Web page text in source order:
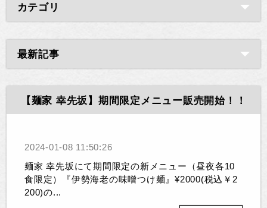
カテゴリ
最新記事
【麺家 幸先坂】期間限定メニュー販売開始！！
2024-01-08 11:50:26
麺家 幸先坂にて期間限定の新メニュー（昼夜各10
食限定）『伊勢海老の味噌つけ麺』¥2000(税込￥2
200)の...